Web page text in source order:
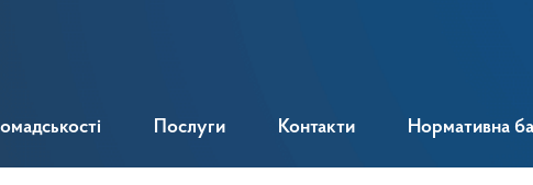
Послуги Контакти Нормативна